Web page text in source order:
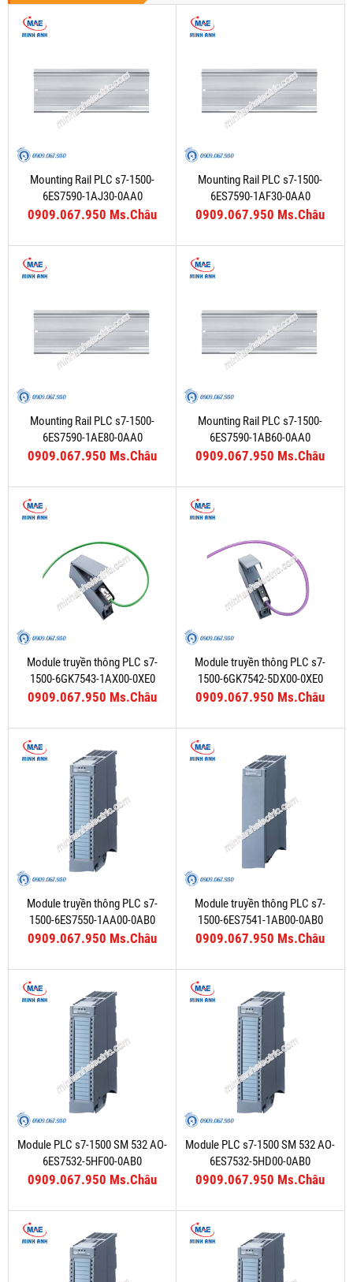
Mounting Rail PLC s7-1500-
6ES7590-1AJ30-0AA0
0909.067.950 Ms.Châu
Mounting Rail PLC s7-1500-
6ES7590-1AF30-0AA0
0909.067.950 Ms.Châu
Mounting Rail PLC s7-1500-
6ES7590-1AE80-0AA0
0909.067.950 Ms.Châu
Mounting Rail PLC s7-1500-
6ES7590-1AB60-0AA0
0909.067.950 Ms.Châu
Module truyền thông PLC s7-
1500-6GK7543-1AX00-0XE0
0909.067.950 Ms.Châu
Module truyền thông PLC s7-
1500-6GK7542-5DX00-0XE0
0909.067.950 Ms.Châu
Module truyền thông PLC s7-
1500-6ES7550-1AA00-0AB0
0909.067.950 Ms.Châu
Module truyền thông PLC s7-
1500-6ES7541-1AB00-0AB0
0909.067.950 Ms.Châu
Module PLC s7-1500 SM 532 AO-
6ES7532-5HF00-0AB0
0909.067.950 Ms.Châu
Module PLC s7-1500 SM 532 AO-
6ES7532-5HD00-0AB0
0909.067.950 Ms.Châu